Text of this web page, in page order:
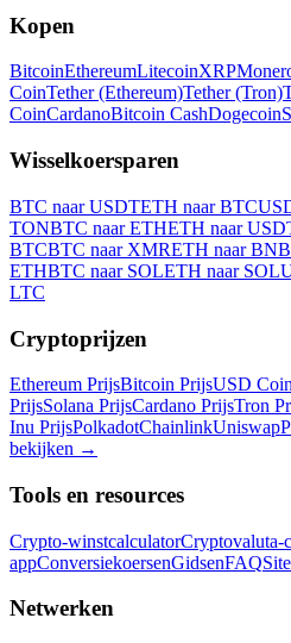
Kopen
BitcoinEthereumLitecoinXRP
CoinTether (Ethereum)Tether (Tron)
CoinCardanoBitcoin CashDogecoin
Wisselkoersparen
BTC naar USDTETH naar BTC
TONBTC naar ETHETH naar
BTCBTC naar XMRETH naar BNB
ETHBTC naar SOLETH naar SOL
LTC
Cryptoprijzen
Ethereum PrijsBitcoin PrijsUSD
PrijsSolana PrijsCardano PrijsTron
Inu PrijsPolkadotChainlinkUniswap
bekijken →
Tools en resources
Crypto-winstcalculatorCryptovaluta-
appConversiekoersenGidsenFAQ
Netwerken